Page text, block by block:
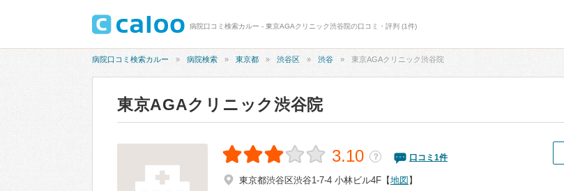
病院口コミ検索カルー - 東京AGAクリニック渋谷院の口コミ・評判 (1件)
病院口コミ検索カルー 病院検索 東京都 渋谷区 渋谷 東京AGAクリニック渋谷院
東京AGAクリニック渋谷院
3.10 ？ 口コミ 1件
東京都渋谷区渋谷1-7-4 小林ビル4F 【地図 】